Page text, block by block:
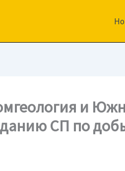
и
СП по